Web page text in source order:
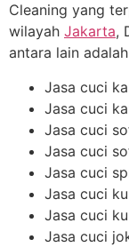
Cleaning yang
wilayah Jakarta,
antara lain
Jasa cuci
Jasa cuci
Jasa cuci
Jasa cuci
Jasa cuci
Jasa cuci
Jasa cuci
Jasa cuci